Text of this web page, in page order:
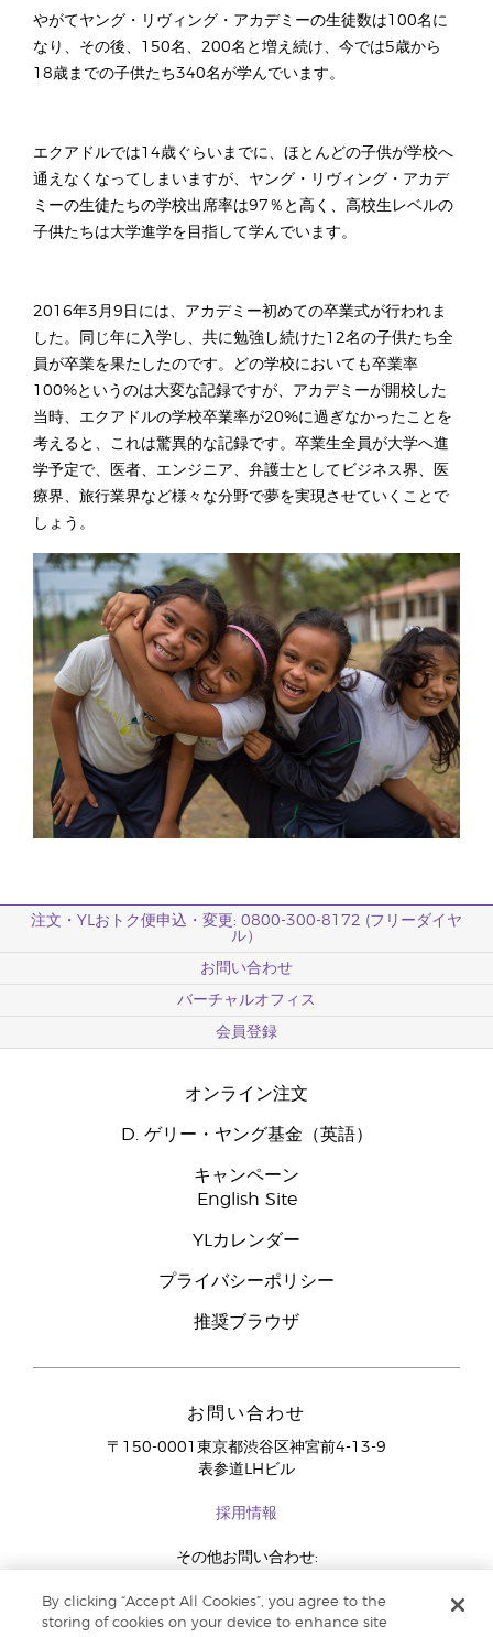
やがてヤング・リヴィング・アカデミーの生徒数は100名に
なり、その後、150名、200名と増え続け、今では5歳から
18歳までの子供たち340名が学んでいます。
エクアドルでは14歳ぐらいまでに、ほとんどの子供が学校へ
通えなくなってしまいますが、ヤング・リヴィング・アカデ
ミーの生徒たちの学校出席率は97％と高く、高校生レベルの
子供たちは大学進学を目指して学んでいます。
2016年3月9日には、アカデミー初めての卒業式が行われま
した。同じ年に入学し、共に勉強し続けた12名の子供たち全
員が卒業を果たしたのです。どの学校においても卒業率
100%というのは大変な記録ですが、アカデミーが開校した
当時、エクアドルの学校卒業率が20%に過ぎなかったことを
考えると、これは驚異的な記録です。卒業生全員が大学へ進
学予定で、医者、エンジニア、弁護士としてビジネス界、医
療界、旅行業界など様々な分野で夢を実現させていくことで
しょう。
注文・YLおトク便申込・変更: 0800-300-8172 (フリーダイヤ
ル）
お問い合わせ
バーチャルオフィス
会員登録
オンライン注文
D. ゲリー・ヤング基金（英語）
キャンペーン
English Site
YLカレンダー
プライバシーポリシー
推奨ブラウザ
お問い合わせ
〒150-0001東京都渋谷区神宮前4-13-9
表参道LHビル
採用情報
その他お問い合わせ:
By clicking “Accept All Cookies”, you agree to the
storing of cookies on your device to enhance site